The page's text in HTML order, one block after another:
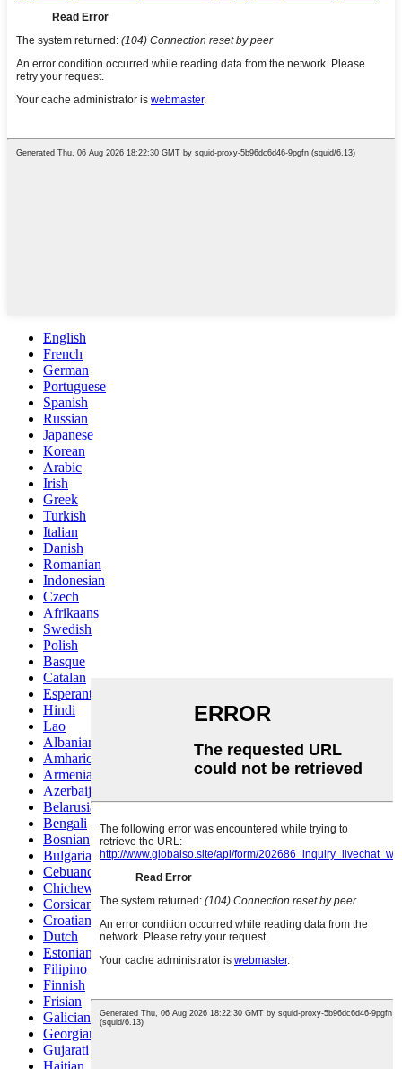
English
French
German
Portuguese
Spanish
Russian
Japanese
Korean
Arabic
Irish
Greek
Turkish
Italian
Danish
Romanian
Indonesian
Czech
Afrikaans
Swedish
Polish
Basque
Catalan
Esperanto
Hindi
Lao
Albanian
Amharic
Armenian
Azerbaijani
Belarusian
Bengali
Bosnian
Bulgarian
Cebuano
Chichewa
Corsican
Croatian
Dutch
Estonian
Filipino
Finnish
Frisian
Galician
Georgian
Gujarati
Haitian